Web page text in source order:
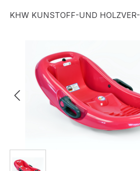
KHW KUNSTOFF-UND HOLZVER-